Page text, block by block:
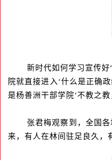
新时代如何学习宣传
院就直接进入‘什么是正确
是杨善洲干部学院‘不教之
张君梅观察到，全国
来，有人在林间驻足良久，